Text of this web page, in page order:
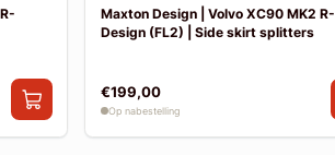
Maxton Design | Volvo XC90 MK2 R-
Design (FL2) | Side skirt splitters
€199,00
Op nabestelling